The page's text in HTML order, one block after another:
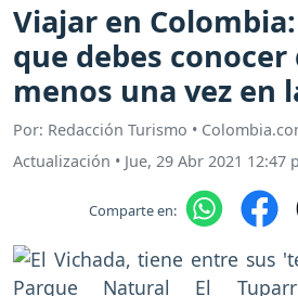
Viajar en
que debes conocer
menos una vez en
Por: Redacción Turismo •
Actualización • Jue, 29 Abr 2021 12:47
Comparte en: